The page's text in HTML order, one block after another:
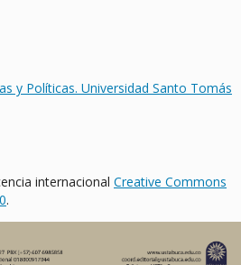
y Políticas. Universidad Santo Tomás
internacional Creative Commons
.